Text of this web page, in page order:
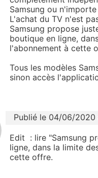
Samsung ou
L'achat du TV n'est
Samsung propose
boutique en ligne,
l'abonnement à cette
Tous les modèles
sinon accès
Publié le 04/06/2020
Edit : lire "Samsung
ligne, dans la limite
cette offre.